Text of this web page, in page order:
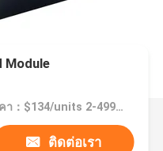
Module
ราคา：$134/units 2-499 units
ติดต่อเรา